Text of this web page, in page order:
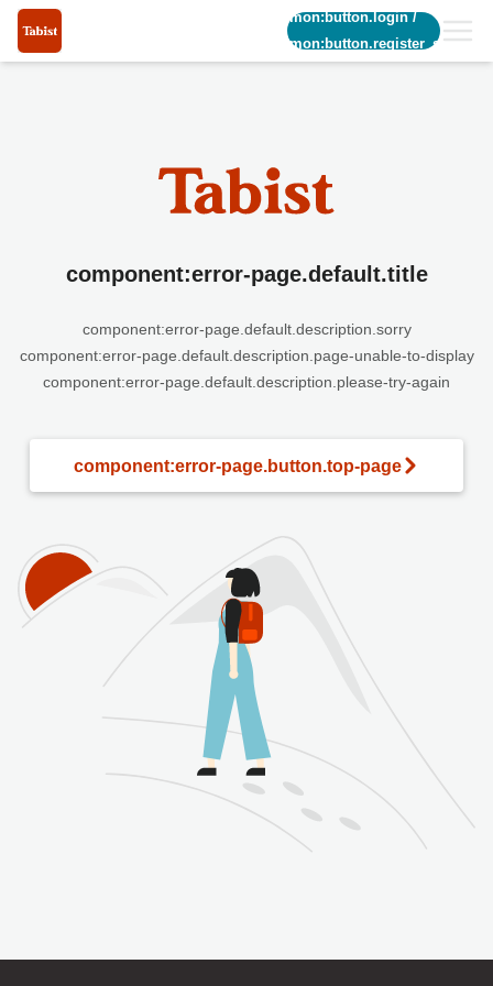
common:button.login/
common:button.register_short
component:error-page.default.title
component:error-page.default.description.sorry
component:error-page.default.description.page-unable-to-display
component:error-page.default.description.please-try-again
component:error-page.button.top-page